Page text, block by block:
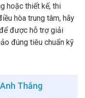
hoặc thiết kế, thi
hòa trung tâm, hãy
được hỗ trợ giải
đúng tiêu chuẩn kỹ
Thắng